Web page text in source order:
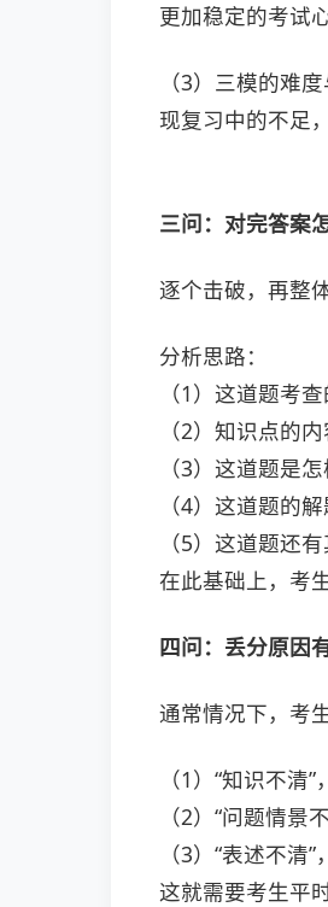
更加稳定的考试
（3）三模的难
现复习中的不足
三问： 对完答案
逐个击破，再整
分析思路：
（1）这道题考
（2）知识点的
（3）这道题是
（4）这道题的
（5）这道题还
在此基础上，考
四问： 丢分原因
通常情况下，考
（1）“知识不
（2）“问题情
（3）“表述不
这就需要考生平